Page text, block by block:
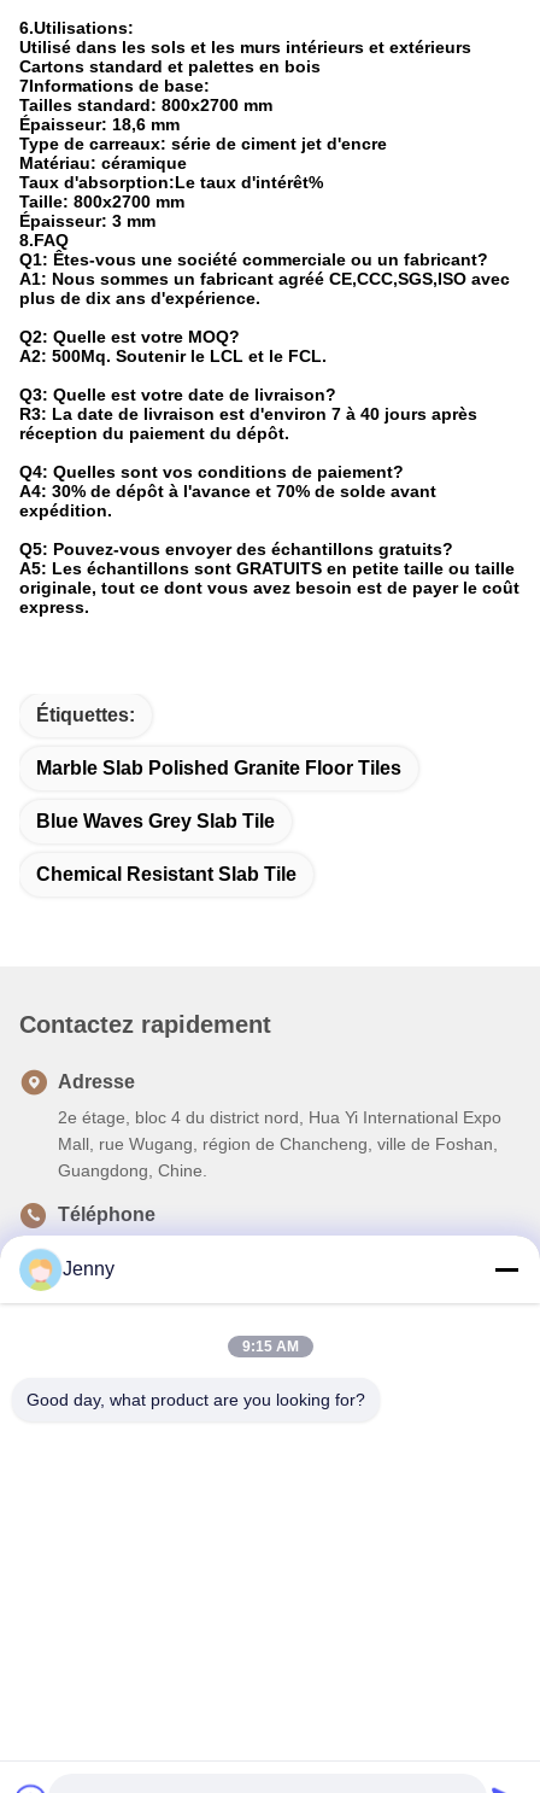
6.Utilisations:
Utilisé dans les sols et les murs intérieurs et extérieurs
Cartons standard et palettes en bois
7Informations de base:
Tailles standard: 800x2700 mm
Épaisseur: 18,6 mm
Type de carreaux: série de ciment jet d'encre
Matériau: céramique
Taux d'absorption:Le taux d'intérêt%
Taille: 800x2700 mm
Épaisseur: 3 mm
8.FAQ
Q1: Êtes-vous une société commerciale ou un fabricant?
A1: Nous sommes un fabricant agréé CE,CCC,SGS,ISO avec
plus de dix ans d'expérience.
Q2: Quelle est votre MOQ?
A2: 500Mq. Soutenir le LCL et le FCL.
Q3: Quelle est votre date de livraison?
R3: La date de livraison est d'environ 7 à 40 jours après
réception du paiement du dépôt.
Q4: Quelles sont vos conditions de paiement?
A4: 30% de dépôt à l'avance et 70% de solde avant
expédition.
Q5: Pouvez-vous envoyer des échantillons gratuits?
A5: Les échantillons sont GRATUITS en petite taille ou taille
originale, tout ce dont vous avez besoin est de payer le coût
express.
Étiquettes:
Marble Slab Polished Granite Floor Tiles
Blue Waves Grey Slab Tile
Chemical Resistant Slab Tile
Contactez rapidement
Adresse
2e étage, bloc 4 du district nord, Hua Yi International Expo
Mall, rue Wugang, région de Chancheng, ville de Foshan,
Guangdong, Chine.
Téléphone
Jenny
9:15 AM
Good day, what product are you looking for?